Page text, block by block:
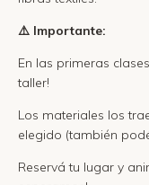
⚠️ Importante:
En las primeras
taller!
Los materiales los
elegido (también
Reservá tu lugar y